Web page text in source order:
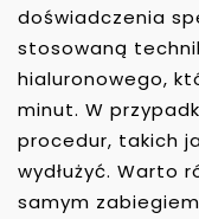
doświadczenia
stosowaną
hialuronowego,
minut. W
procedur, takich
wydłużyć. Warto
samym